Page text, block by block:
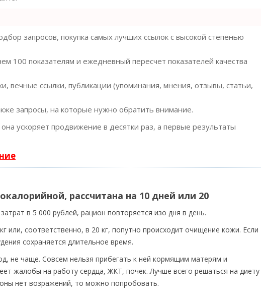
запросов, покупка самых лучших ссылок с высокой степенью
100 показателям и ежедневный пересчет показателей качества
вечные ссылки, публикации (упоминания, мнения, отзывы, статьи,
запросы, на которые нужно обратить внимание.
она ускоряет продвижение в десятки раз, а первые результаты
рассчитана на 10 дней или 20
в 5 000 рублей, рацион повторяется изо дня в день.
или, соответственно, в 20 кг, попутно происходит очищение кожи. Если
сохраняется длительное время.
не чаще. Совсем нельзя прибегать к ней кормящим матерям и
жалобы на работу сердца, ЖКТ, почек. Лучше всего решаться на диету
нет возражений, то можно попробовать.